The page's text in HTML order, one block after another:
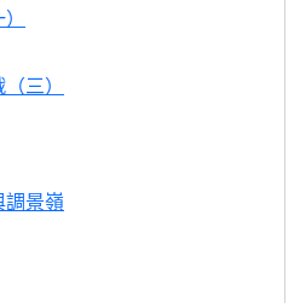
三）
調景嶺